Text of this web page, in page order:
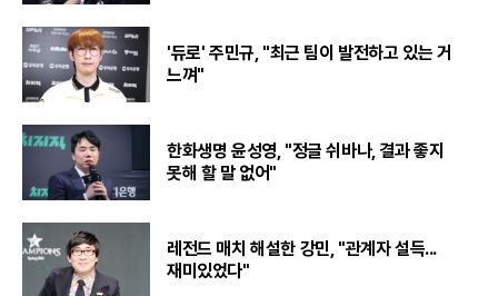
'듀로' 주민규, "최근 팀이 발전하고 있는 거
느껴"
한화생명 윤성영, "정글 쉬바나, 결과 좋지
못해 할 말 없어"
레전드 매치 해설한 강민, "관계자 설득...
재미있었다"